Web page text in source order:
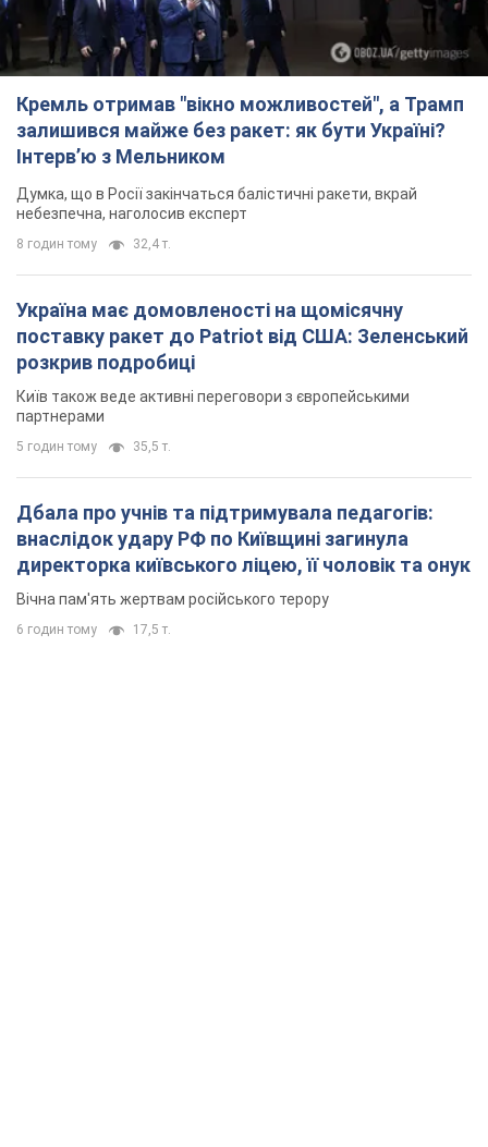
Кремль отримав "вікно можливостей", а Трамп
залишився майже без ракет: як бути Україні?
Інтерв’ю з Мельником
Думка, що в Росії закінчаться балістичні ракети, вкрай
небезпечна, наголосив експерт
8 годин тому 32,4 т.
Україна має домовленості на щомісячну
поставку ракет до Patriot від США: Зеленський
розкрив подробиці
Київ також веде активні переговори з європейськими
партнерами
5 годин тому 35,5 т.
Дбала про учнів та підтримувала педагогів:
внаслідок удару РФ по Київщині загинула
директорка київського ліцею, її чоловік та онук
Вічна пам'ять жертвам російського терору
6 годин тому 17,5 т.